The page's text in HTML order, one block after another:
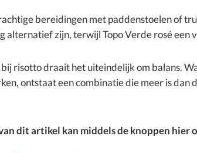
bereidingen met paddenstoelen of
alternatief zijn, terwijl Topo Verde rosé een
bij risotto draait het uiteindelijk om balans.
ontstaat een combinatie die meer is dan
dit artikel kan middels de knoppen hier